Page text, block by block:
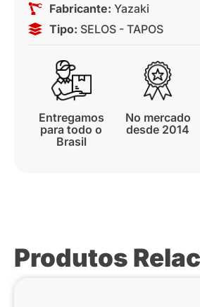
Fabricante: Yazaki
Tipo: SELOS - TAPOS
Entregamos
para todo o
Brasil
No mercado
desde 2014
Produtos